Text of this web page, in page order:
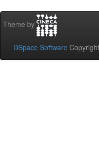
Theme by
DSpace Software